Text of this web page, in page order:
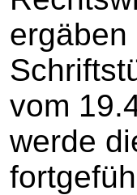
vom
werde